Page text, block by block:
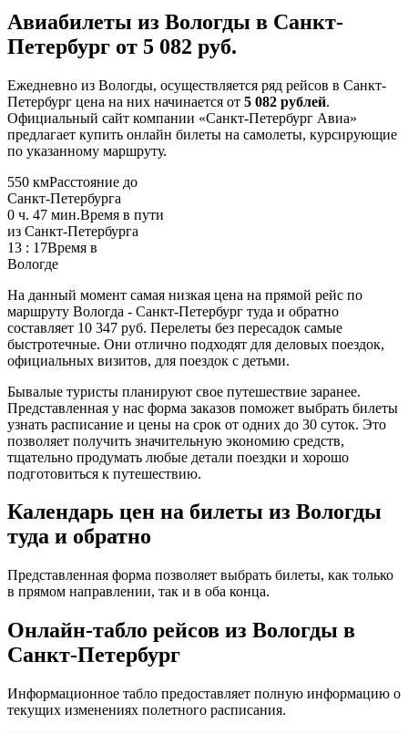
Авиабилеты из Вологды в Санкт-
Петербург от 5 082 руб.
Ежедневно из Вологды, осуществляется ряд рейсов в Санкт-
Петербург цена на них начинается от 5 082 рублей.
Официальный сайт компании «Санкт-Петербург Авиа»
предлагает купить онлайн билеты на самолеты, курсирующие
по указанному маршруту.
550 кмРасстояние до
Санкт-Петербурга
0 ч. 47 мин.Время в пути
из Санкт-Петербурга
13 : 17Время в
Вологде
На данный момент самая низкая цена на прямой рейс по
маршруту Вологда - Санкт-Петербург туда и обратно
составляет 10 347 руб. Перелеты без пересадок самые
быстротечные. Они отлично подходят для деловых поездок,
официальных визитов, для поездок с детьми.
Бывалые туристы планируют свое путешествие заранее.
Представленная у нас форма заказов поможет выбрать билеты
узнать расписание и цены на срок от одних до 30 суток. Это
позволяет получить значительную экономию средств,
тщательно продумать любые детали поездки и хорошо
подготовиться к путешествию.
Календарь цен на билеты из Вологды
туда и обратно
Представленная форма позволяет выбрать билеты, как только
в прямом направлении, так и в оба конца.
Онлайн-табло рейсов из Вологды в
Санкт-Петербург
Информационное табло предоставляет полную информацию о
текущих изменениях полетного расписания.